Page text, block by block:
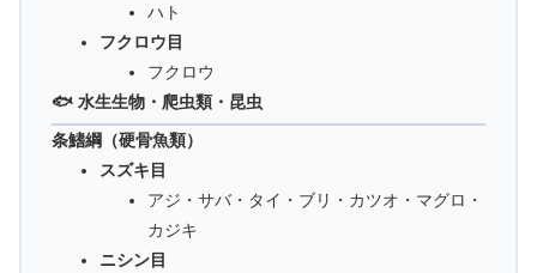
ハト
フクロウ目
フクロウ
🐟 水生生物・爬虫類・昆虫
条鰭綱（硬骨魚類）
スズキ目
アジ・サバ・タイ・ブリ・カツオ・マグロ・
カジキ
ニシン目